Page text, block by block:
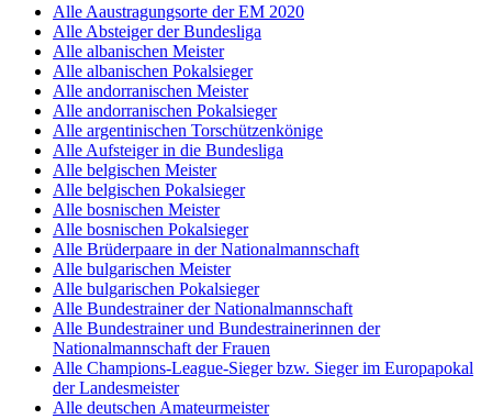
Alle Aaustragungsorte der EM 2020
Alle Absteiger der Bundesliga
Alle albanischen Meister
Alle albanischen Pokalsieger
Alle andorranischen Meister
Alle andorranischen Pokalsieger
Alle argentinischen Torschützenkönige
Alle Aufsteiger in die Bundesliga
Alle belgischen Meister
Alle belgischen Pokalsieger
Alle bosnischen Meister
Alle bosnischen Pokalsieger
Alle Brüderpaare in der Nationalmannschaft
Alle bulgarischen Meister
Alle bulgarischen Pokalsieger
Alle Bundestrainer der Nationalmannschaft
Alle Bundestrainer und Bundestrainerinnen der
Nationalmannschaft der Frauen
Alle Champions-League-Sieger bzw. Sieger im Europapokal
der Landesmeister
Alle deutschen Amateurmeister